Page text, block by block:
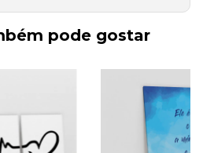
pode gostar